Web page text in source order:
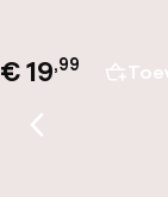
€ 19,99
Vorige pagina